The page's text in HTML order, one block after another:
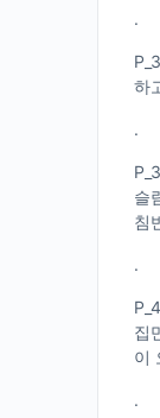
.
하
.
슬
침
.
집
이
.